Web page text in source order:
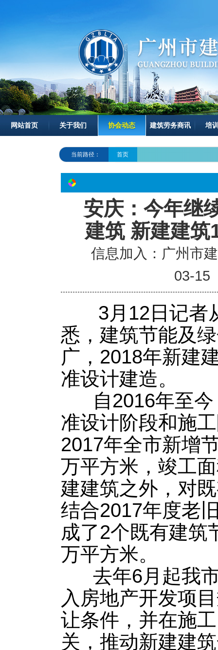
网站首页 关于我们 协会动态 建筑劳务商讯 培
当前路径： 首页
安庆：今年继
建筑 新建建筑
信息加入：广州市
03-15
3月12日记者
悉，建筑节能及
广，2018年新建
准设计建造。
自2016年至今
准设计阶段和施
2017年全市新增
万平方米，竣工
建建筑之外，对
结合2017年度老
成了2个既有建筑
万平方米。
去年6月起我市
入房地产开发项
让条件，并在施
关，推动新建建